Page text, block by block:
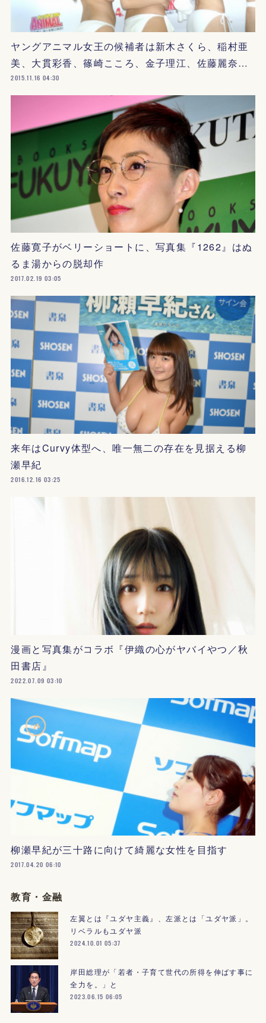
ヤングアニマル女王の候補者は新木さくら、稲村亜
美、大貫彩香、篠崎こころ、金子理江、佐藤麗奈…
2015.11.16 04:30
佐藤寛子がベリーショートに、写真集『1262』はぬ
るま湯からの脱却作
2017.02.19 03:05
来年はCurvy体型へ、唯一無二の存在を見据える柳
瀬早紀
2016.12.16 03:25
漫画と写真集がコラボ『伊織の心がヤバイやつ／秋
田書店』
2022.07.09 03:10
柳瀬早紀が三十路に向けて綺麗な女性を目指す
2017.04.20 06:10
教育・金融
左翼とは『ユダヤ主義』、左派とは「ユダヤ派」。
リベラルもユダヤ派
2024.10.01 05:37
岸田総理が「若者・子育て世代の所得を伸ばす事に
全力を。」と
2023.06.15 06:05